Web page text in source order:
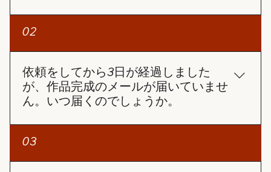
「写真復活」サービスは、写真を動画のように動か
02
依頼をしてから3日が経過しました
が、作品完成のメールが届いていませ
ん。いつ届くのでしょうか。
3日経過しても作品完成のメールが届いていないの
ルフォルダの確認 作品完成の通知メールが、迷惑メ
03